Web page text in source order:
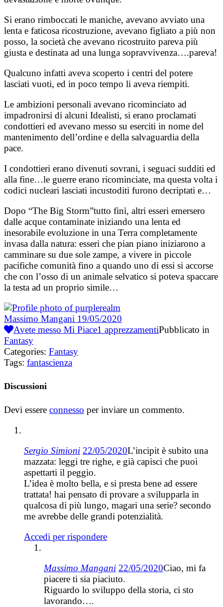
Si erano rimboccati le maniche, avevano avviato una
lenta e faticosa ricostruzione, avevano figliato a più non
posso, la società che avevano ricostruito pareva più
giusta e destinata ad una lunga sopravvivenza….pareva!
Qualcuno infatti aveva scoperto i centri del potere
lasciati vuoti, ed in poco tempo li aveva riempiti.
Le ambizioni personali avevano ricominciato ad
impadronirsi di alcuni Idealisti, si erano proclamati
condottieri ed avevano messo su eserciti in nome del
mantenimento dell’ordine e della salvaguardia della
pace.
I condottieri erano divenuti sovrani, i seguaci sudditi ed
alla fine…le guerre erano ricominciate, ma questa volta i
codici nucleari lasciati incustoditi furono decriptati e…
Dopo “The Big Storm”tutto finì, altri esseri emersero
dalle acque contaminate iniziando una lenta ed
inesorabile evoluzione in una Terra completamente
invasa dalla natura: esseri che pian piano iniziarono a
camminare su due sole zampe, a vivere in piccole
pacifiche comunità fino a quando uno di essi si accorse
che con l’osso di un animale selvatico si poteva spaccare
la testa ad un proprio simile…
Massimo Mangani 19/05/2020
Avete messo Mi Piace1 apprezzamentiPubblicato in
Fantasy
Categories: Fantasy
Tags: fantascienza
Discussioni
Devi essere connesso per inviare un commento.
Sergio Simioni 22/05/2020L’incipit è subito una
mazzata: leggi tre righe, e già capisci che puoi
aspettarti il peggio.
L’idea è molto bella, e si presta bene ad essere
trattata! hai pensato di provare a svilupparla in
qualcosa di più lungo, magari una serie? secondo
me avrebbe delle grandi potenzialità.
Accedi per rispondere
Massimo Mangani 22/05/2020Ciao, mi fa
piacere ti sia piaciuto.
Riguardo lo sviluppo della storia, ci sto
lavorando….